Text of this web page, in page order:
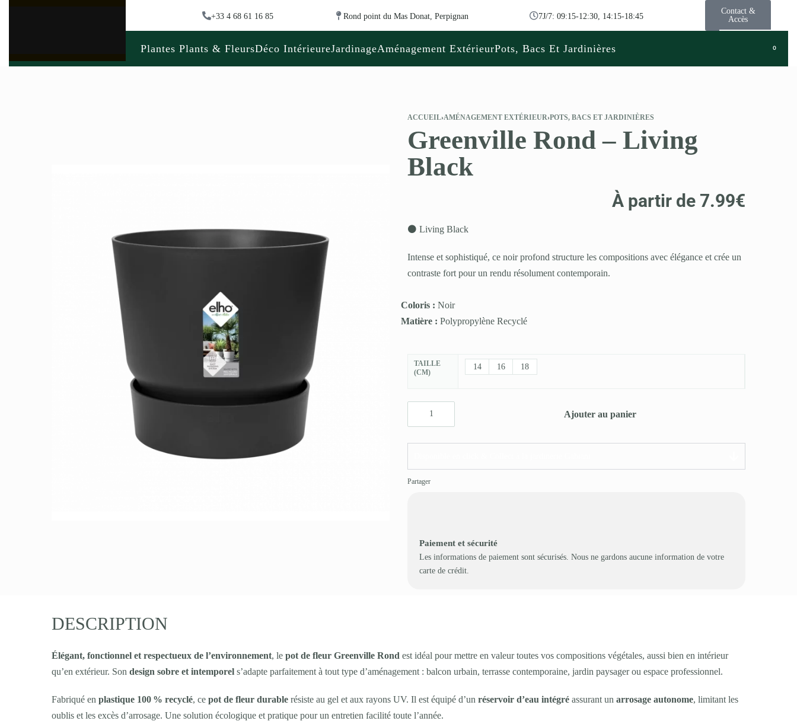
+33 4 68 61 16 85 Rond point du Mas Donat, Perpignan 7J/7: 09:15-12:30, 14:15-18:45
Contact &
Accès
Plantes Plants & FleursDéco IntérieureJardinageAménagement ExtérieurPots, Bacs Et Jardinières 0
ACCUEIL›AMÉNAGEMENT EXTÉRIEUR›POTS, BACS ET JARDINIÈRES
Greenville Rond – Living
Black
À partir de 7.99€
⚫ Living Black
Intense et sophistiqué, ce noir profond structure les compositions avec élégance et crée un
contraste fort pour un rendu résolument contemporain.
Coloris : Noir
Matière : Polypropylène Recyclé
TAILLE
(CM)
14 16 18
Ajouter au panier
Partager
Paiement et sécurité
Les informations de paiement sont sécurisés. Nous ne gardons aucune information de votre
carte de crédit.
DESCRIPTION
Élégant, fonctionnel et respectueux de l’environnement, le pot de fleur Greenville Rond est idéal pour mettre en valeur toutes vos compositions végétales, aussi bien en intérieur
qu’en extérieur. Son design sobre et intemporel s’adapte parfaitement à tout type d’aménagement : balcon urbain, terrasse contemporaine, jardin paysager ou espace professionnel.
Fabriqué en plastique 100 % recyclé, ce pot de fleur durable résiste au gel et aux rayons UV. Il est équipé d’un réservoir d’eau intégré assurant un arrosage autonome, limitant les
oublis et les excès d’arrosage. Une solution écologique et pratique pour un entretien facilité toute l’année.